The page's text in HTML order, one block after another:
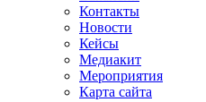
Контакты
Новости
Кейсы
Медиакит
Мероприятия
Карта сайта